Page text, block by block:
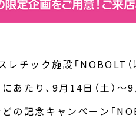
チック施設「NOBOLT（
あたり、9月14日（土）～
の記念キャンペーン「